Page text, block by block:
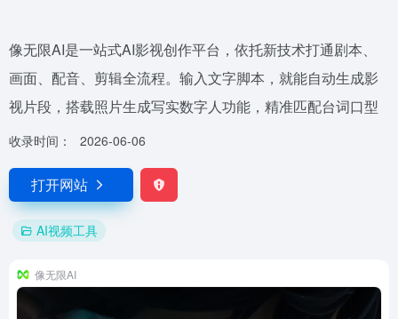
像无限AI是一站式AI影视创作平台，依托新技术打通剧本、
画面、配音、剪辑全流程。输入文字脚本，就能自动生成影
视片段，搭载照片生成写实数字人功能，精准匹配台词口型
收录时间： 2026-06-06
打开网站
AI视频工具
像无限AI